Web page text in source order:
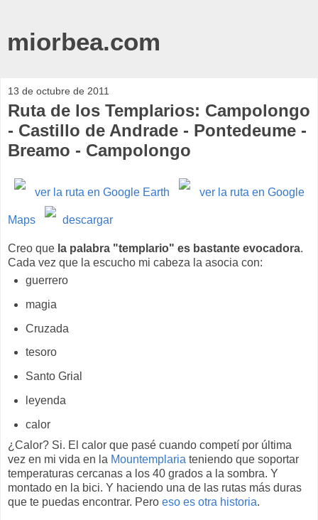
miorbea.com
13 de octubre de 2011
Ruta de los Templarios: Campolongo
- Castillo de Andrade - Pontedeume -
Breamo - Campolongo
ver la ruta en Google Earth ver la ruta en Google
Maps descargar
Creo que la palabra "templario" es bastante evocadora.
Cada vez que la escucho mi cabeza la asocia con:
guerrero
magia
Cruzada
tesoro
Santo Grial
leyenda
calor
¿Calor? Si. El calor que pasé cuando competí por última
vez en mi vida en la Mountemplaria teniendo que soportar
temperaturas cercanas a los 40 grados a la sombra. Y
montado en la bici. Y haciendo una de las rutas más duras
que te puedas encontrar. Pero eso es otra historia.